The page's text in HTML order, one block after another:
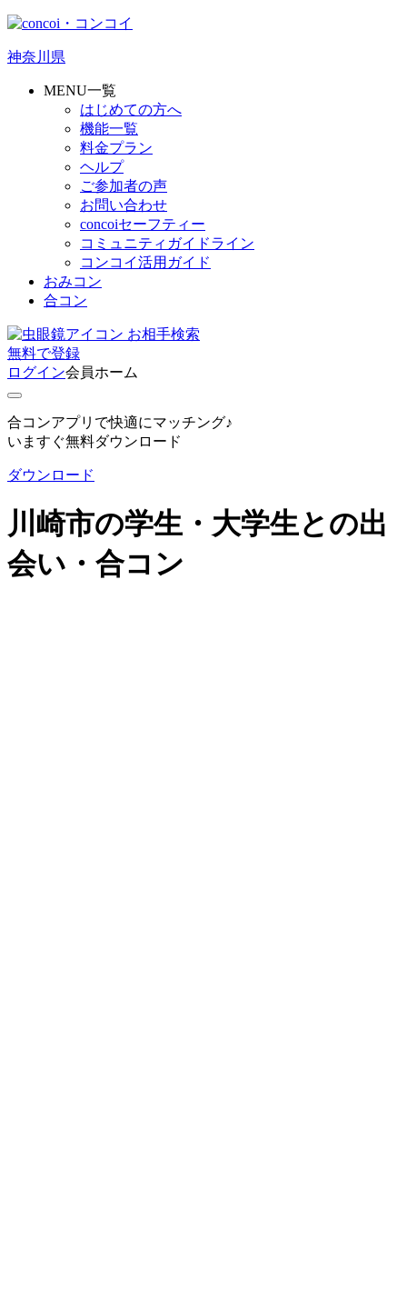
神奈川県
MENU一覧
はじめての方へ
機能一覧
料金プラン
ヘルプ
ご参加者の声
お問い合わせ
concoiセーフティー
コミュニティガイドライン
コンコイ活用ガイド
おみコン
合コン
お相手検索
無料で登録
ログイン会員ホーム
合コンアプリで快適にマッチング♪
いますぐ無料ダウンロード
ダウンロード
川崎市の学生・大学生との出
会い・合コン